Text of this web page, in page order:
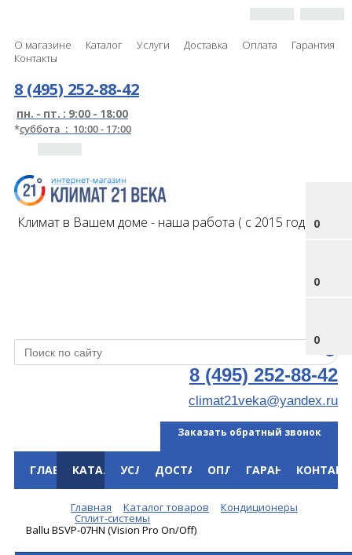
О магазине Каталог Услуги Доставка Оплата
Гарантия
Контакты
0
0
0
8 (495) 252-88-42
пн. - пт. : 9:00 - 18:00
*суббота : 10:00 - 17:00
Климат в Вашем доме - наша работа ( с 2015 года )
8 (495) 252-88-42
climat21veka@yandex.ru
Заказать обратный звонок
ГЛАВНАЯКАТАЛОГУСЛУГИДОСТАВКАОПЛАТАГАРАНТИЯ
Главная Каталог товаров Кондиционеры
Сплит-системы
Ballu BSVP-07HN (Vision Pro On/Off)